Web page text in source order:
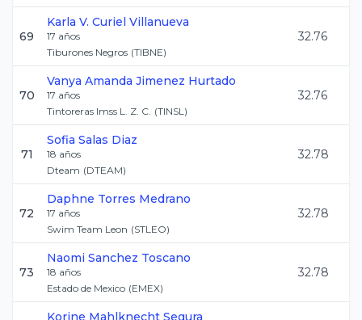
69
Karla V. Curiel Villanueva
17 años
Tiburones Negros (TIBNE)
32.76
70
Vanya Amanda Jimenez Hurtado
17 años
Tintoreras Imss L. Z. C. (TINSL)
32.76
71
Sofia Salas Diaz
18 años
Dteam (DTEAM)
32.78
72
Daphne Torres Medrano
17 años
Swim Team Leon (STLEO)
32.78
73
Naomi Sanchez Toscano
18 años
Estado de Mexico (EMEX)
32.78
Korine Mahlknecht Segura